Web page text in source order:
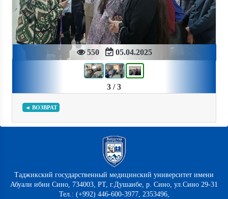
550 05.04.2025
3 / 3
◄ ВОЗВРАТ
Таджикский государственный медицинский университет имени
Абуали ибни Сино, 734003, РТ, г.Душанбе, р. Сино, ул.Сино 29-31
Тел.: (+992) 446-600-3977, 2353496,